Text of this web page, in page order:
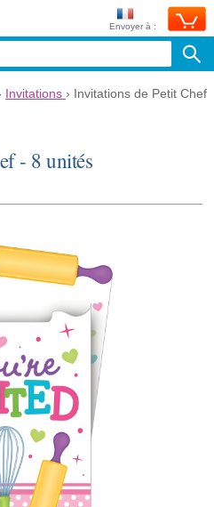
Envoyer à :
Invitations › Invitations de Petit Chef
- 8 unités